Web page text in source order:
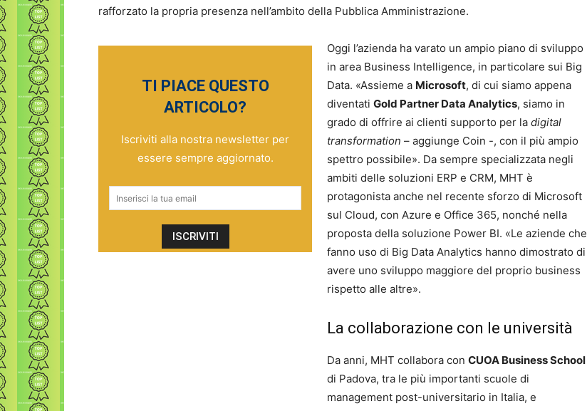
rafforzato la propria presenza nell’ambito della Pubblica Amministrazione.
TI PIACE QUESTO
ARTICOLO?
Iscriviti alla nostra newsletter per
essere sempre aggiornato.
Oggi l’azienda ha varato un ampio piano di sviluppo
in area Business Intelligence, in particolare sui Big
Data. «Assieme a Microsoft, di cui siamo appena
diventati Gold Partner Data Analytics, siamo in
grado di offrire ai clienti supporto per la digital
transformation – aggiunge Coin -, con il più ampio
spettro possibile». Da sempre specializzata negli
ambiti delle soluzioni ERP e CRM, MHT è
protagonista anche nel recente sforzo di Microsoft
sul Cloud, con Azure e Office 365, nonché nella
proposta della soluzione Power BI. «Le aziende che
fanno uso di Big Data Analytics hanno dimostrato di
avere uno sviluppo maggiore del proprio business
rispetto alle altre».
La collaborazione con le università
Da anni, MHT collabora con CUOA Business School
di Padova, tra le più importanti scuole di
management post-universitario in Italia, e